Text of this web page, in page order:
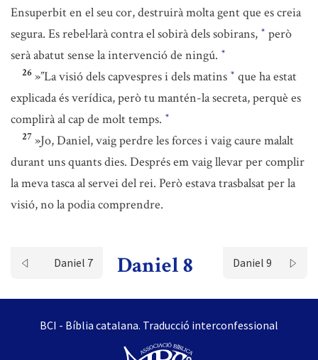
Ensuperbit en el seu cor, destruirà molta gent que es creia
segura. Es rebel·larà contra el sobirà dels sobirans, * però
serà abatut sense la intervenció de ningú. *
26 »”La visió dels capvespres i dels matins * que ha estat
explicada és verídica, però tu mantén-la secreta, perquè es
complirà al cap de molt temps. *
27 »Jo, Daniel, vaig perdre les forces i vaig caure malalt
durant uns quants dies. Després em vaig llevar per complir
la meva tasca al servei del rei. Però estava trasbalsat per la
visió, no la podia comprendre.
Daniel 7 Daniel 8 Daniel 9
BCI - Bíblia catalana. Traducció interconfessional